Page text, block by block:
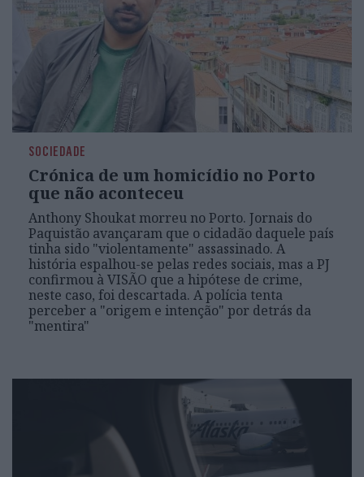
SOCIEDADE
Crónica de um homicídio no Porto
que não aconteceu
Anthony Shoukat morreu no Porto. Jornais do
Paquistão avançaram que o cidadão daquele país
tinha sido "violentamente" assassinado. A
história espalhou-se pelas redes sociais, mas a PJ
confirmou à VISÃO que a hipótese de crime,
neste caso, foi descartada. A polícia tenta
perceber a "origem e intenção" por detrás da
"mentira"